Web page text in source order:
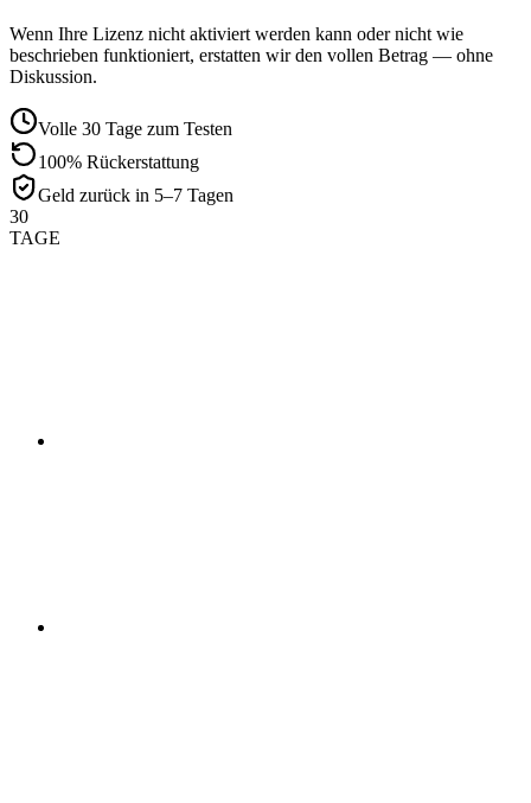
Wenn Ihre Lizenz nicht aktiviert werden kann oder nicht wie
beschrieben funktioniert, erstatten wir den vollen Betrag — ohne
Diskussion.
Volle 30 Tage zum Testen
100% Rückerstattung
Geld zurück in 5–7 Tagen
30
TAGE